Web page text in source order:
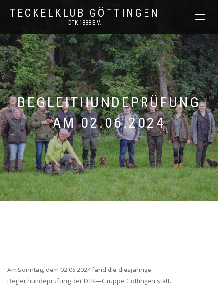
TECKELKLUB GÖTTINGEN
DTK 1888 E.V.
BEGLEITHUNDEPRÜFUNG
AM 02.06.2024
Am Sonntag, dem 02.06.2024 fand die diesjährige
Begleithundeprüfung der DTK—Gruppe Göttingen statt.